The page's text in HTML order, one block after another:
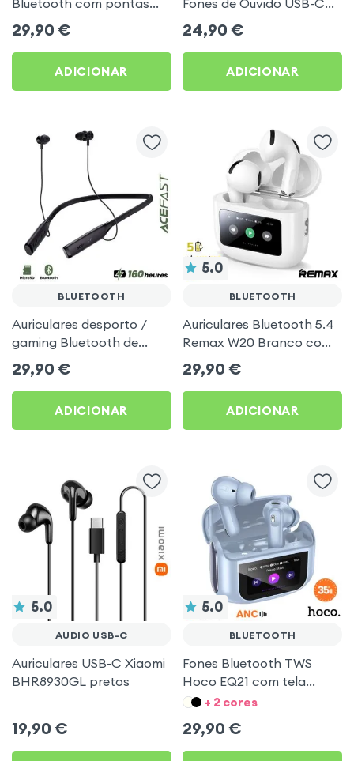
intra-auriculares - Branco
29,90 €
ADICIONAR
Acefast para Vlogs,
TikTok, podcasts
24,90 €
ADICIONAR
BLUETOOTH
Auriculares desporto /
gaming Bluetooth de
pescoço autonomia 160h
Acefast pretos
29,90 €
ADICIONAR
5.0
BLUETOOTH
Auriculares Bluetooth 5.4
Remax W20 Branco com
Ecrã LCD Full-Color
29,90 €
ADICIONAR
5.0
AUDIO USB-C
Auriculares USB-C Xiaomi
BHR8930GL pretos
19,90 €
5.0
BLUETOOTH
Fones Bluetooth TWS
Hoco EQ21 com tela
touch e ANC Azul
+ 2 cores
29,90 €